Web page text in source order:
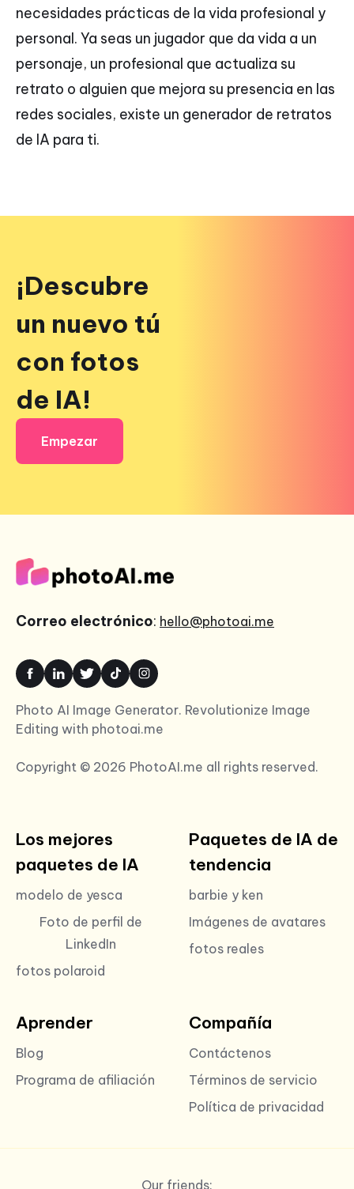
necesidades prácticas de la vida profesional y
personal. Ya seas un jugador que da vida a un
personaje, un profesional que actualiza su
retrato o alguien que mejora su presencia en las
redes sociales, existe un generador de retratos
de IA para ti.
¡Descubre
un nuevo tú
con fotos
de IA!
Empezar
Correo electrónico: hello@photoai.me
Photo AI Image Generator. Revolutionize Image
Editing with photoai.me
Copyright © 2026 PhotoAI.me all rights reserved.
Los mejores
paquetes de IA
modelo de yesca
Foto de perfil de
LinkedIn
fotos polaroid
Paquetes de IA de
tendencia
barbie y ken
Imágenes de avatares
fotos reales
Aprender
Blog
Programa de afiliación
Compañía
Contáctenos
Términos de servicio
Política de privacidad
Our friends: